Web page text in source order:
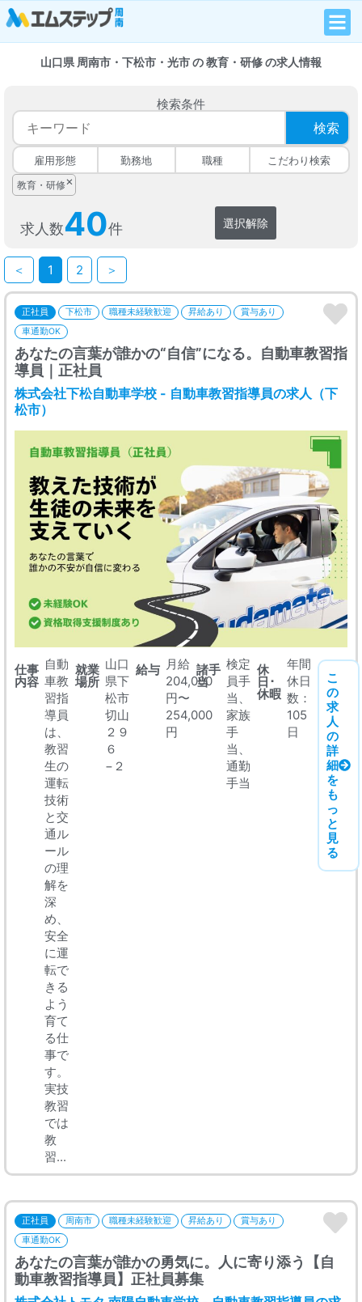
山口県 周南市・下松市・光市 の 教育・研修 の求人情報
検索条件
検索
雇用形態 勤務地 職種 こだわり検索
教育・研修×
求人数40件 選択解除
＜ 1 2 ＞
正社員 下松市 職種未経験歓迎 昇給あり
賞与あり
車通勤OK
あなたの言葉が誰かの“自信”になる。自動車教習指
導員｜正社員
株式会社下松自動車学校 - 自動車教習指導員の求人（下
松市）
仕事
内容
自動
車教
習指
導員
は、
教習
生の
運転
技術
と交
通ル
ール
の理
解を
深
め、
安全
に運
転で
きる
よう
育て
る仕
事で
す。
実技
教習
では
教
習...
就業
場所
山口
県下
松市
切山
２９
６
−２
給与 月給
204,000
円〜
254,000
円
諸手
当
検定
員手
当、
家族
手
当、
通勤
手当
休
日･
休暇
年間
休日
数：
105
日
こ
の
求
人
の
詳
細
を
も
っ
と
見
る
正社員 周南市 職種未経験歓迎 昇給あり
賞与あり
車通勤OK
あなたの言葉が誰かの勇気に。人に寄り添う【自
動車教習指導員】正社員募集